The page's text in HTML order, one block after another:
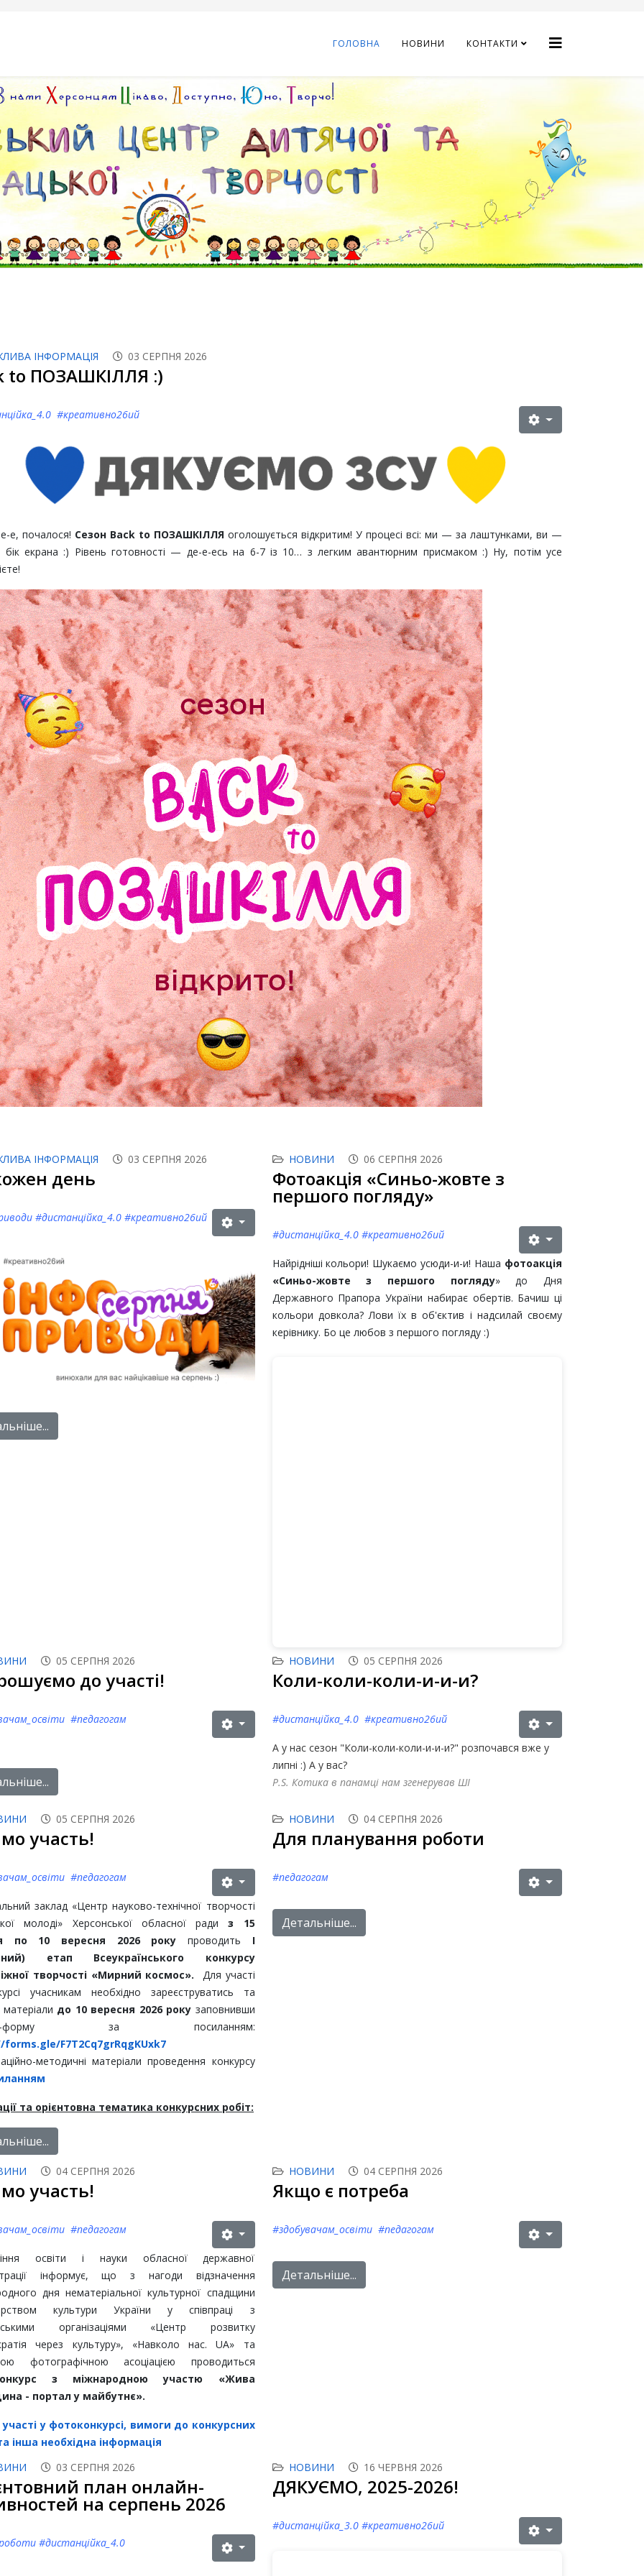
ГОЛОВНА НОВИНИ КОНТАКТИ
ІНФОРМАЦІЯ 03 СЕРПНЯ 2026
to ПОЗАШКІЛЛЯ :)
#креативно26ий
е, почалося! Сезон Back to ПОЗАШКІЛЛЯ оголошується відкритим! У процесі всі: ми — за лаштунками, ви —
екрана :) Рівень готовності — де-е-есь на 6-7 із 10… з легким авантюрним присмаком :) Ну, потім усе
ІНФОРМАЦІЯ 03 СЕРПНЯ 2026
день
#дистанційка_4.0 #креативно26ий
НОВИНИ 06 СЕРПНЯ 2026
Фотоакція «Синьо-жовте з
першого погляду»
#дистанційка_4.0 #креативно26ий
Найрідніші кольори! Шукаємо усюди-и-и! Наша фотоакція
«Синьо-жовте з першого погляду» до Дня
Державного Прапора України набирає обертів. Бачиш ці
кольори довкола? Лови їх в об'єктив і надсилай своєму
керівнику. Бо це любов з першого погляду :)
05 СЕРПНЯ 2026
до участі!
#педагогам
НОВИНИ 05 СЕРПНЯ 2026
Коли-коли-коли-и-и-и?
#дистанційка_4.0 #креативно26ий
А у нас сезон "Коли-коли-коли-и-и-и?" розпочався вже у
липні :) А у вас?
P.S. Котика в панамці нам згенерував ШІ
05 СЕРПНЯ 2026
участь!
#педагогам
заклад «Центр науково-технічної творчості
молоді» Херсонської обласної радиз 15
по 10 вересня 2026 року проводить І
етап Всеукраїнського конкурсу
творчості «Мирний космос». Для участі
учасникам необхідно зареєструватись та
до 10 вересня 2026 року заповнивши
форму за посиланням:
F7T2Cq7grRqgKUxk7
методичні матеріали проведення конкурсу
та орієнтовна тематика конкурсних робіт:
НОВИНИ 04 СЕРПНЯ 2026
Для планування роботи
#педагогам
Детальніше...
04 СЕРПНЯ 2026
участь!
#педагогам
освіти і науки обласної державної
інформує, що з нагоди відзначення
дня нематеріальної культурної спадщини
культури України у співпраці з
організаціями «Центр розвитку
через культуру», «Навколо нас. UA» та
фотографічною асоціацією проводиться
з міжнародною участю «Жива
- портал у майбутнє».
у фотоконкурсі, вимоги до конкурсних
інша необхідна інформація
НОВИНИ 04 СЕРПНЯ 2026
Якщо є потреба
#здобувачам_освіти #педагогам
Детальніше...
03 СЕРПНЯ 2026
план онлайн-
на серпень 2026
#дистанційка_4.0
НОВИНИ 16 ЧЕРВНЯ 2026
ДЯКУЄМО, 2025-2026!
#дистанційка_3.0 #креативно26ий